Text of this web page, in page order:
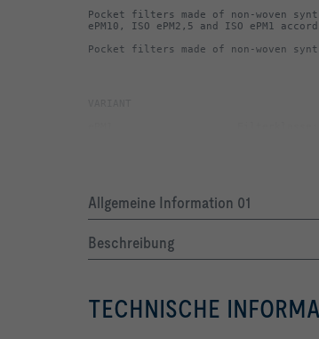
Pocket filters made of non-woven
Pocket filters made of non-woven
Afdichting:
Allgemeine Information 01
Beschreibung
TECHNISCHE